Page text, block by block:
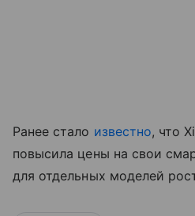
Ранее стало известно, что
повысила цены на свои
для отдельных моделей